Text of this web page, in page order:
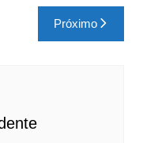
Próximo